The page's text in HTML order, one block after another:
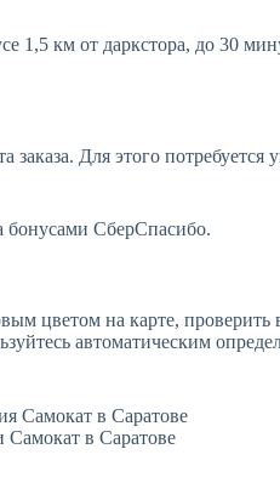
1,5 км от даркстора, до 30
Для этого потребуется
бонусами СберСпасибо.
цветом на карте, проверить
автоматическим
Самокат в Саратове